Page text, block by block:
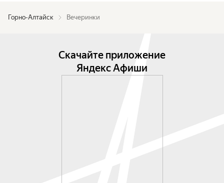
Горно-Алтайск Вечеринки
Скачайте приложение
Яндекс Афиши